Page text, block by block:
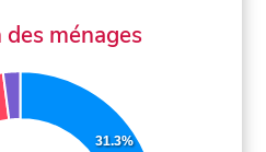
ménages
31.3%